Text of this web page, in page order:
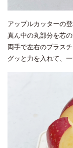
アップルカッターの登
真ん中の丸部分を芯の
両手で左右のプラス
グッと力を入れて、